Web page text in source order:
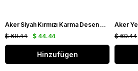
Aker Siyah Kırmızı Karma Desen Tivil İpek Eşarp 8808713 - 911
$ 44.44
$ 69.44
Hinzufügen
$ 69.44